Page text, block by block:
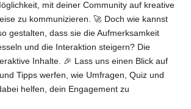
mit deiner Community auf kreative
zu kommunizieren. 🚀 Doch wie kannst
gestalten, dass sie die Aufmerksamkeit
und die Interaktion steigern? Die
Inhalte. 🎉 Lass uns einen Blick auf
Tipps werfen, wie Umfragen, Quiz und
helfen, dein Engagement zu